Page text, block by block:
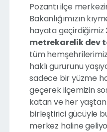
Pozantı ilçe
Bakanlığımızın
hayata geçirdiğimiz
metrekarelik dev
tüm
haklı gururunu
sadece bir yüzme
geçerek ilçemizin
katan ve her yaştan
birleştirici gücüyle
merkez haline